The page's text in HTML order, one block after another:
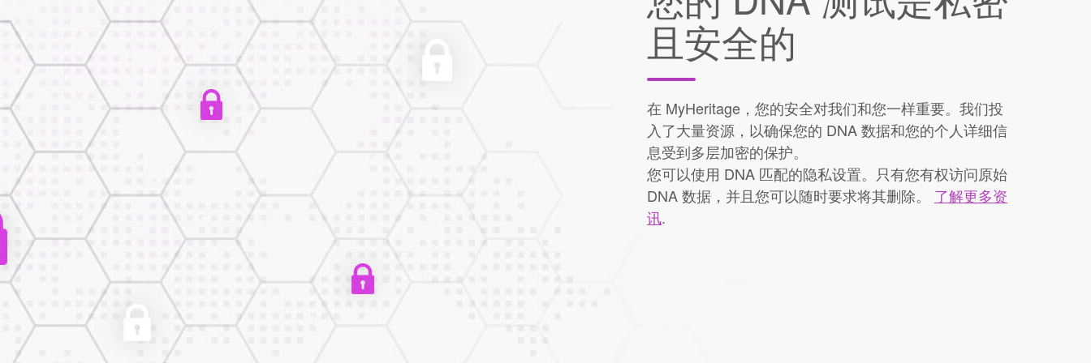
且安全的
在 MyHeritage，您的安全对我们和您一样重要。我们投
入了大量资源，以确保您的 DNA 数据和您的个人详细信
息受到多层加密的保护。
您可以使用 DNA 匹配的隐私设置。只有您有权访问原始
DNA 数据，并且您可以随时要求将其删除。 了解更多资
讯.